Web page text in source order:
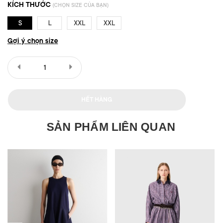
KÍCH THƯỚC (CHỌN SIZE CỦA BẠN)
S L XXL XXL
Gợi ý chọn size
SẢN PHẨM LIÊN QUAN